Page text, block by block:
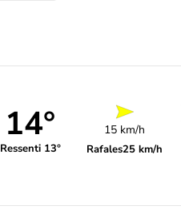
14°
Ressenti 13°
15 km/h
Rafales25 km/h